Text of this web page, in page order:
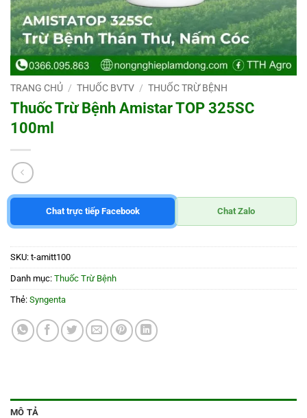
TRANG CHỦ / THUỐC BVTV / THUỐC TRỪ BỆNH
Thuốc Trừ Bệnh Amistar TOP 325SC
100ml
Chat trực tiếp Facebook Chat Zalo
SKU: t-amitt100
Danh mục: Thuốc Trừ Bệnh
Thẻ: Syngenta
MÔ TẢ